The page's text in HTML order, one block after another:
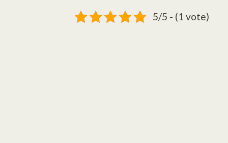
5/5 - (1 vote)